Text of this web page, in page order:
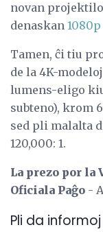
novan
denaskan 1080p
Tamen, ĉi tiu
de la 4K-
lumens-eligo kiu
subteno), krom
sed pli malalta
120,000: 1.
La prezo por la
Oficiala Paĝo -
Pli da informoj